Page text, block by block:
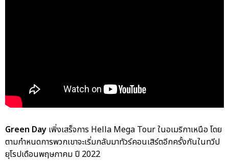
Green Day เพิ่งเสร็จการ Hella Mega Tour ในอเมริกาเหนือ โดย
ตามกำหนดการพวกเขาจะเริ่มกลับมาทัวร์คอนเสิร์ตอีกครั้งกันในทวีป
ยุโรปเดือนพฤษภาคม ปี 2022